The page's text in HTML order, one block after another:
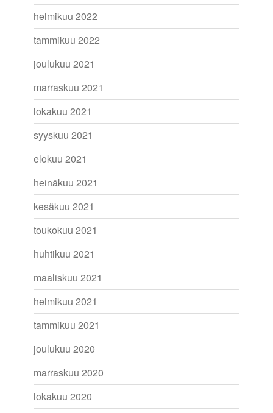
helmikuu 2022
tammikuu 2022
joulukuu 2021
marraskuu 2021
lokakuu 2021
syyskuu 2021
elokuu 2021
heinäkuu 2021
kesäkuu 2021
toukokuu 2021
huhtikuu 2021
maaliskuu 2021
helmikuu 2021
tammikuu 2021
joulukuu 2020
marraskuu 2020
lokakuu 2020